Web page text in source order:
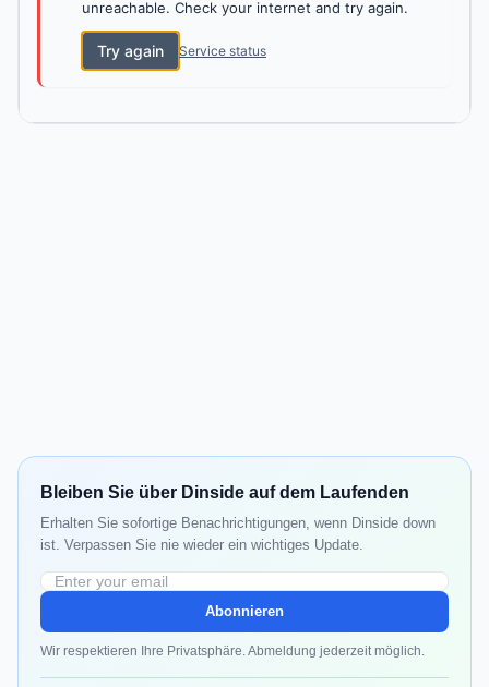
unreachable. Check your internet and try again.
Try again Service status
Bleiben Sie über Dinside auf dem Laufenden
Erhalten Sie sofortige Benachrichtigungen, wenn Dinside down
ist. Verpassen Sie nie wieder ein wichtiges Update.
Abonnieren
Wir respektieren Ihre Privatsphäre. Abmeldung jederzeit möglich.